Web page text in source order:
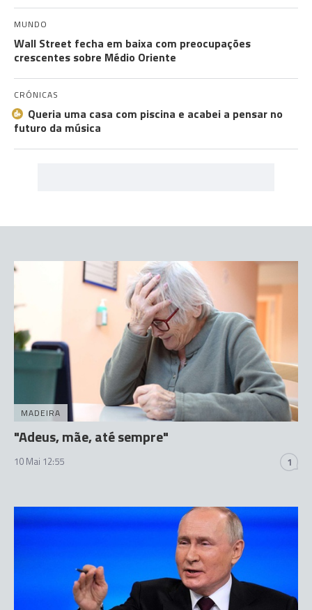
MUNDO
Wall Street fecha em baixa com preocupações
crescentes sobre Médio Oriente
CRÓNICAS
Queria uma casa com piscina e acabei a pensar no
futuro da música
MADEIRA
"Adeus, mãe, até sempre"
10 Mai 12:55 1